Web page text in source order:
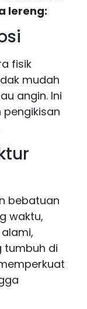
lereng:
fisik
mudah
angin. Ini
bebatuan
waktu,
tumbuh di